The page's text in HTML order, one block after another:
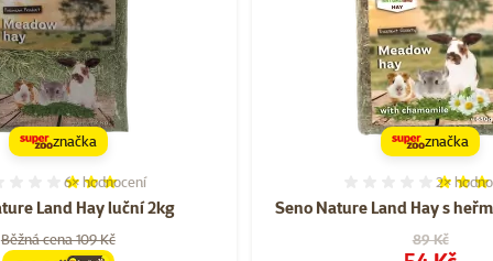
Land Hay luční 2kg
Hodnocení 60%, počet hodnocení: 6
6× hodnocení
Běžná cena 109 Kč
značka
Seno Nature Land Hay s
2×
Původní cena
89 Kč
značka